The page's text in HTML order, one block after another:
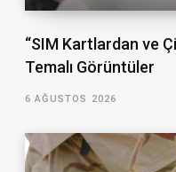
“SIM Kartlardan ve
Temalı Görüntüler
6 AĞUSTOS 2026